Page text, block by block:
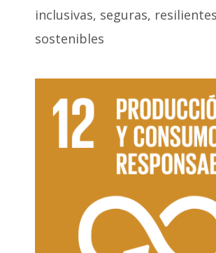
inclusivas, seguras,
sostenibles